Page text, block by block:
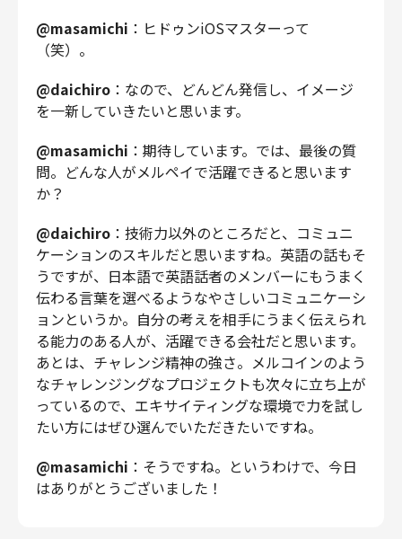
@masamichi ：ヒドゥンiOSマスターって
（笑）。
@daichiro ：なので、どんどん発信し、イメージ
を一新していきたいと思います。
@masamichi ：期待しています。では、最後の質
問。どんな人がメルペイで活躍できると思います
か？
@daichiro ：技術力以外のところだと、コミュニ
ケーションのスキルだと思いますね。英語の話もそ
うですが、日本語で英語話者のメンバーにもうまく
伝わる言葉を選べるようなやさしいコミュニケーシ
ョンというか。自分の考えを相手にうまく伝えられ
る能力のある人が、活躍できる会社だと思います。
あとは、チャレンジ精神の強さ。メルコインのよう
なチャレンジングなプロジェクトも次々に立ち上が
っているので、エキサイティングな環境で力を試し
たい方にはぜひ選んでいただきたいですね。
@masamichi ：そうですね。というわけで、今日
はありがとうございました！